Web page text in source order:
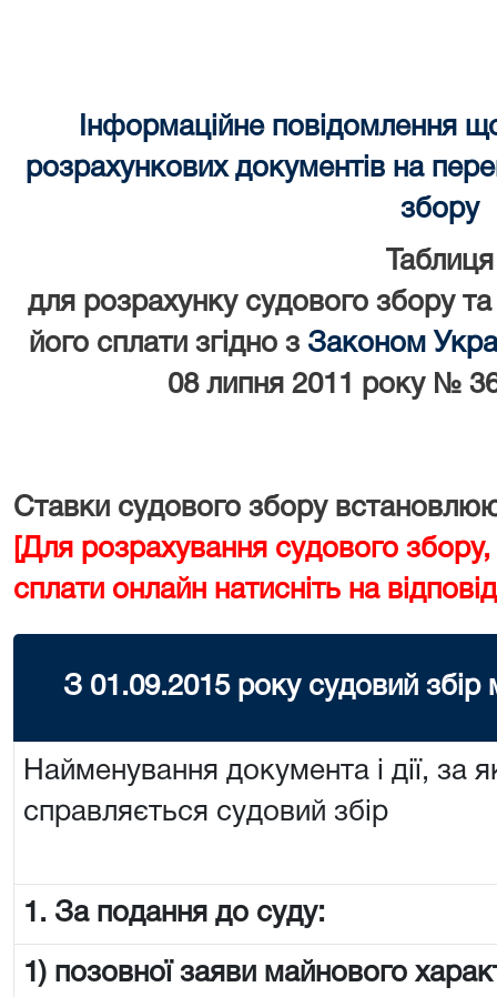
Інформаційне повідомлення
розрахункових документів на
збору
Таблиця
для розрахунку судового збору
його сплати згідно з Законом
08 липня 2011 року №
Ставки судового збору
[Для розрахування судового
сплати онлайн натисніть на
З 01.09.2015 року судовий
Найменування документа і дії, за
справляється судовий збір
1. За подання до суду:
1) позовної заяви майнового